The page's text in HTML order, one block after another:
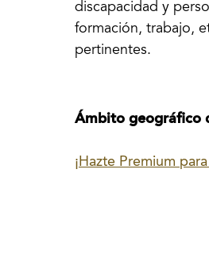
discapacidad y
formación, trabajo,
pertinentes.
Ámbito geográfico
¡Hazte Premium